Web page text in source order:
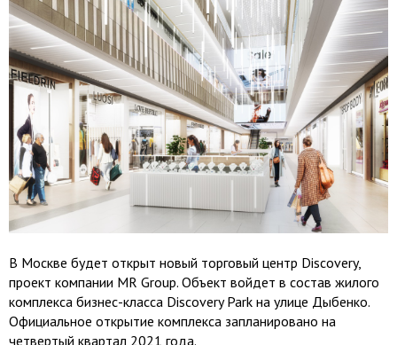
В Москве будет открыт новый торговый центр Discovery,
проект компании MR Group. Объект войдет в состав жилого
комплекса бизнес-класса Discovery Park на улице Дыбенко.
Официальное открытие комплекса запланировано на
четвертый квартал 2021 года.